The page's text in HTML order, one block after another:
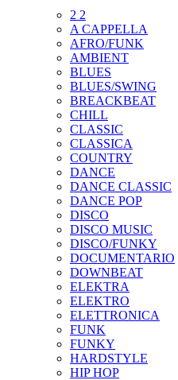
2 2
A CAPPELLA
AFRO/FUNK
AMBIENT
BLUES
BLUES/SWING
BREACKBEAT
CHILL
CLASSIC
CLASSICA
COUNTRY
DANCE
DANCE CLASSIC
DANCE POP
DISCO
DISCO MUSIC
DISCO/FUNKY
DOCUMENTARIO
DOWNBEAT
ELEKTRA
ELEKTRO
ELETTRONICA
FUNK
FUNKY
HARDSTYLE
HIP HOP